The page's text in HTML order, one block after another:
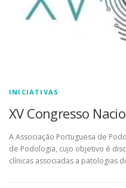
INICIATIVAS
XV Congresso
A Associação Portuguesa de
de Podologia, cujo objetivo é
clínicas associadas a patologias